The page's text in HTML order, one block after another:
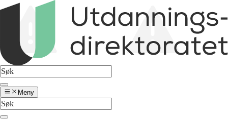
Meny